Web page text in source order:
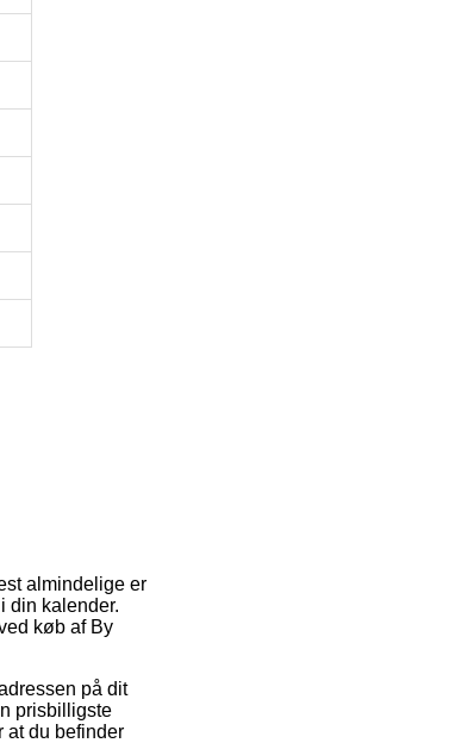
almindelige er
din kalender.
køb af By
på dit
prisbilligste
at du befinder